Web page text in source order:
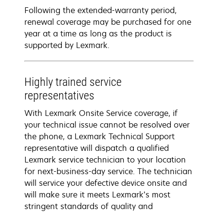
Following the extended-warranty period,
renewal coverage may be purchased for one
year at a time as long as the product is
supported by Lexmark.
Highly trained service
representatives
With Lexmark Onsite Service coverage, if
your technical issue cannot be resolved over
the phone, a Lexmark Technical Support
representative will dispatch a qualified
Lexmark service technician to your location
for next-business-day service. The technician
will service your defective device onsite and
will make sure it meets Lexmark’s most
stringent standards of quality and